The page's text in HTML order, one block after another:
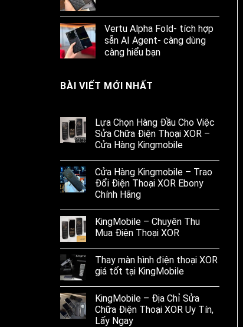
Vertu Alpha Fold- tích hợp
sẵn AI Agent- càng dùng
càng hiểu bạn
BÀI VIẾT MỚI NHẤT
Lựa Chọn Hàng Đầu Cho Việc
Sửa Chữa Điện Thoại XOR –
Cửa Hàng Kingmobile
Cửa Hàng Kingmobile – Trao
Đổi Điện Thoại XOR Ebony
Chính Hãng
KingMobile – Chuyên Thu
Mua Điện Thoại XOR
Thay màn hình điện thoại XOR
giá tốt tại KingMobile
KingMobile – Địa Chỉ Sửa
Chữa Điện Thoại XOR Uy Tín,
Lấy Ngay